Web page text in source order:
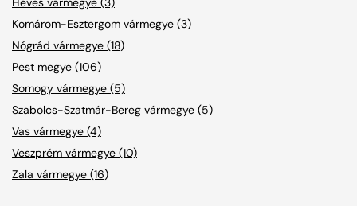
Komárom-Esztergom vármegye (3)
Nógrád vármegye (18)
Pest megye (106)
Somogy vármegye (5)
Szabolcs-Szatmár-Bereg vármegye (5)
Vas vármegye (4)
Veszprém vármegye (10)
Zala vármegye (16)